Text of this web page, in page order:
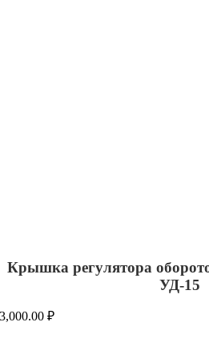
Крышка регулятора
УД-15
3,000.00₽